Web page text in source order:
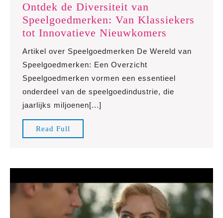
Ontdek de Diversiteit van
Speelgoedmerken: Van Klassiekers
tot Innovatieve Nieuwkomers
de
Van
Artikel over Speelgoedmerken De Wereld van
Speelgoedmerken: Een Overzicht
Speelgoedmerken vormen een essentieel
onderdeel van de speelgoedindustrie, die
jaarlijks miljoenen[...]
Read Full
Full